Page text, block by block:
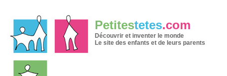
Petitestetes.com
Découvrir et inventer le monde
Le site des enfants et de leurs parents